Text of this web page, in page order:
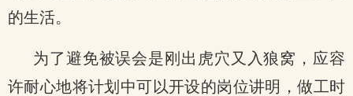
的生活。
为了避免被误会是刚出虎穴又入狼窝，应容
许耐心地将计划中可以开设的岗位讲明，做工时